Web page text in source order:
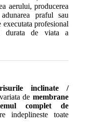
aerului, producerea
praful sau
profesional
durata de viata a
inclinate /
demembrane
complet de
indeplineste toate